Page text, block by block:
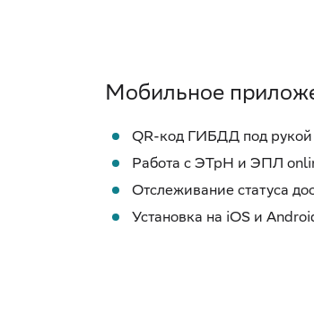
Мобильное
Работа с ЭТрН и ЭПЛ
Установка на iOS и